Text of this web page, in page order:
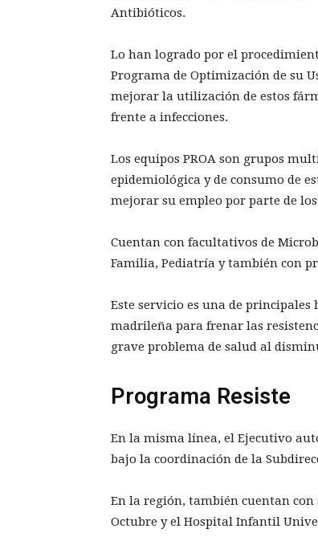
Antibióticos.
Lo han logrado por el
Programa de Optimización de su
mejorar la utilización de estos
frente a infecciones.
Los equipos PROA son grupos
epidemiológica y de consumo de
mejorar su empleo por parte de
Cuentan con facultativos de
Familia, Pediatría y también con
Este servicio es una de
madrileña para frenar las
grave problema de salud al
Programa Resiste
En la misma línea, el Ejecutivo
bajo la coordinación de la
En la región, también cuentan
Octubre y el Hospital Infantil